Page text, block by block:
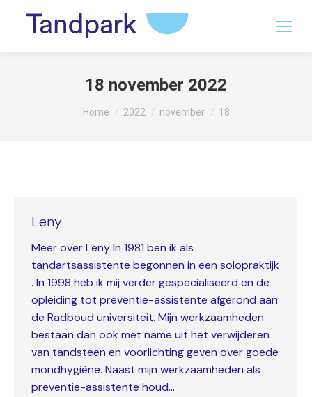
18 november 2022
Je bent hier:
Home 2022 november 18
Leny
Meer over Leny In 1981 ben ik als
tandartsassistente begonnen in een solopraktijk
. In 1998 heb ik mij verder gespecialiseerd en de
opleiding tot preventie-assistente afgerond aan
de Radboud universiteit. Mijn werkzaamheden
bestaan dan ook met name uit het verwijderen
van tandsteen en voorlichting geven over goede
mondhygiëne. Naast mijn werkzaamheden als
preventie-assistente houd…